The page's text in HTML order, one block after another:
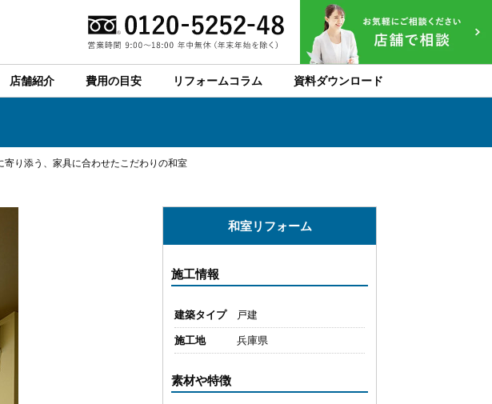
店舗紹介 費用の目安 リフォームコラム 資料ダウンロード
寄り添う、家具に合わせたこだわりの和室
和室リフォーム
施工情報
建築タイプ 戸建
施工地 兵庫県
素材や特徴